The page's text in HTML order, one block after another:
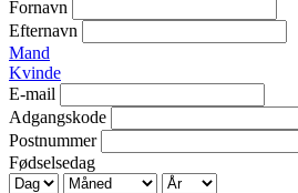
Fornavn
Efternavn
Mand
Kvinde
E-mail
Adgangskode
Postnummer
Fødselsedag